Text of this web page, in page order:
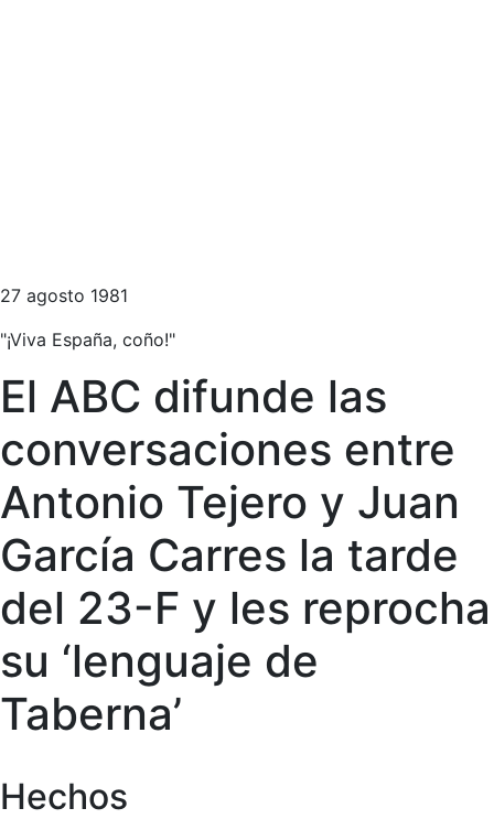
27 agosto 1981
"¡Viva España, coño!"
El ABC difunde las
conversaciones entre
Antonio Tejero y Juan
García Carres la tarde
del 23-F y les reprocha
su ‘lenguaje de
Taberna’
Hechos